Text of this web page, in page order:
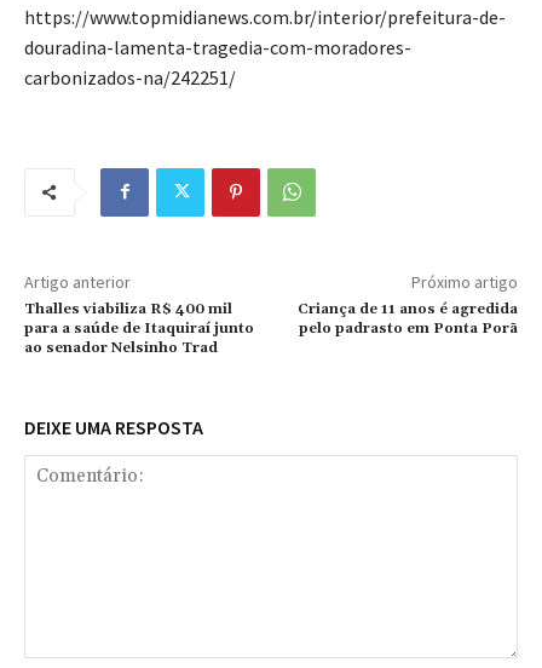
https://www.topmidianews.com.br/interior/prefeitura-de-
douradina-lamenta-tragedia-com-moradores-
carbonizados-na/242251/
Artigo anterior
Thalles viabiliza R$ 400 mil
para a saúde de Itaquiraí junto
ao senador Nelsinho Trad
Próximo artigo
Criança de 11 anos é agredida
pelo padrasto em Ponta Porã
DEIXE UMA RESPOSTA